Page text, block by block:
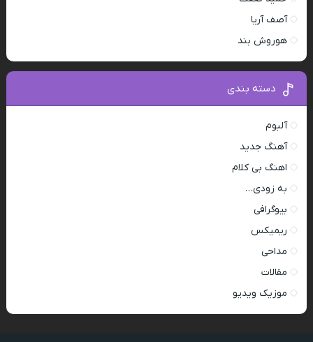
آصف آریا
هوروش بند
دسته بندی
آلبوم
آهنگ جدید
اهنگ بی کلام
به زودی…
بیوگرافی
ریمیکس
مداحی
مقالات
موزیک ویدیو